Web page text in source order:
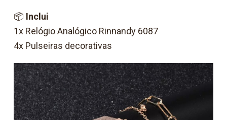
📦 Inclui
1x Relógio Analógico Rinnandy 6087
4x Pulseiras decorativas